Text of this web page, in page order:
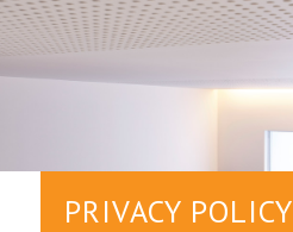
PRIVACY POLICY